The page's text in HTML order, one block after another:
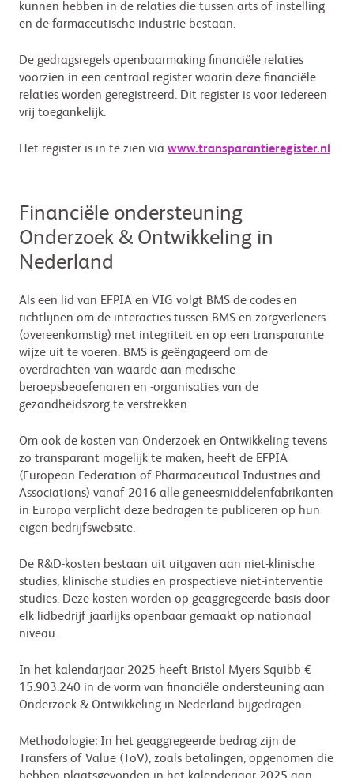
kunnen hebben in de relaties die tussen arts of instelling
en de farmaceutische industrie bestaan.
De gedragsregels openbaarmaking financiële relaties
voorzien in een centraal register waarin deze financiële
relaties worden geregistreerd. Dit register is voor iedereen
vrij toegankelijk.
Het register is in te zien via www.transparantieregister.nl
Financiële ondersteuning
Onderzoek & Ontwikkeling in
Nederland
Als een lid van EFPIA en VIG volgt BMS de codes en
richtlijnen om de interacties tussen BMS en zorgverleners
(overeenkomstig) met integriteit en op een transparante
wijze uit te voeren. BMS is geëngageerd om de
overdrachten van waarde aan medische
beroepsbeoefenaren en -organisaties van de
gezondheidszorg te verstrekken.
Om ook de kosten van Onderzoek en Ontwikkeling tevens
zo transparant mogelijk te maken, heeft de EFPIA
(European Federation of Pharmaceutical Industries and
Associations) vanaf 2016 alle geneesmiddelenfabrikanten
in Europa verplicht deze bedragen te publiceren op hun
eigen bedrijfswebsite.
De R&D-kosten bestaan uit uitgaven aan niet-klinische
studies, klinische studies en prospectieve niet-interventie
studies. Deze kosten worden op geaggregeerde basis door
elk lidbedrijf jaarlijks openbaar gemaakt op nationaal
niveau.
In het kalendarjaar 2025 heeft Bristol Myers Squibb €
15.903.240 in de vorm van financiële ondersteuning aan
Onderzoek & Ontwikkeling in Nederland bijgedragen.
Methodologie: In het geaggregeerde bedrag zijn de
Transfers of Value (ToV), zoals betalingen, opgenomen die